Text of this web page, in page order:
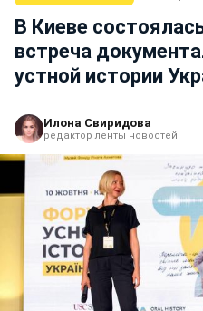
В Киеве
встреча
устной истории
Илона Свиридова
редактор ленты новостей